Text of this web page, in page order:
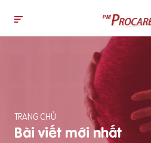
TRANG CHỦ
Bài viết mới nhất